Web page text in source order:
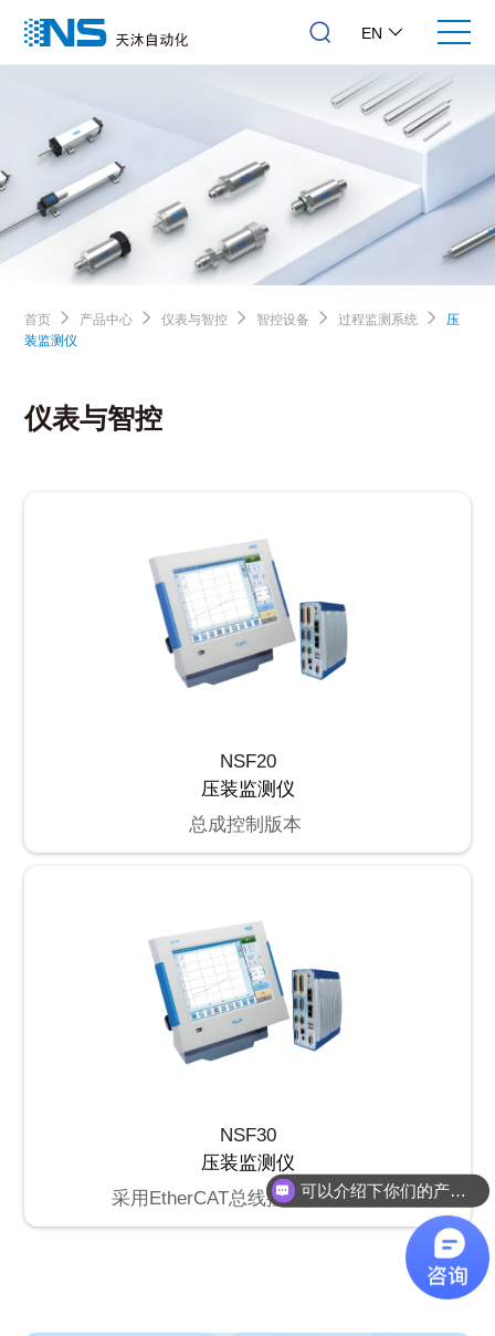
EN
首页 产品中心 仪表与智控 智控设备 过程监测系统
压
装监测仪
仪表与智控
NSF20
压装监测仪
总成控制版本
NSF30
压装监测仪
采用EtherCAT总线控制伺服电机
可以介绍下你们的产品么？